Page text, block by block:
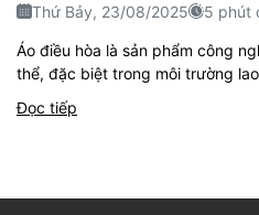
Thứ Bảy, 23/08/2025 5 phút
Áo điều hòa là sản phẩm công
thể, đặc biệt trong môi trường
Đọc tiếp